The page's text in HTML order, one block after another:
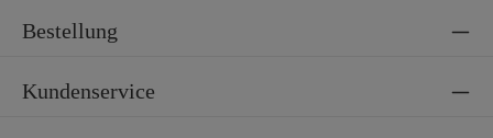
Bestellung
Kundenservice